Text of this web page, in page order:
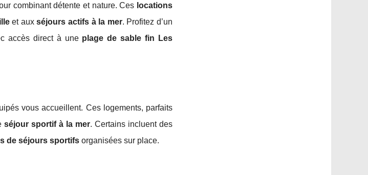
combinant détente et nature. Ces locations
et auxséjours actifs à la mer. Profitez d’un
accès direct à une plage de sable fin Les
vous accueillent. Ces logements, parfaits
séjour sportif à la mer. Certains incluent des
de séjours sportifs organisées sur place.